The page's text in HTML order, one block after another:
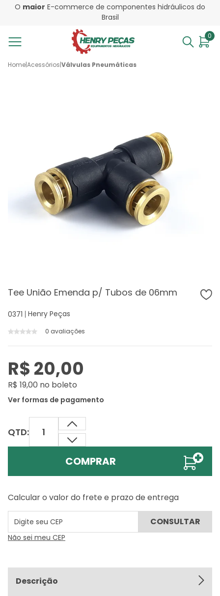
O maior E-commerce de componentes hidráulicos do
Brasil
0
Home|Acessórios|Válvulas Pneumáticas
Tee União Emenda p/ Tubos de 06mm
0371 Henry Peças
0 avaliações
R$ 20,00
R$ 19,00 no boleto
Ver formas de pagamento
QTD:
COMPRAR
Calcular o valor do frete e prazo de entrega
Não sei meu CEP
Descrição